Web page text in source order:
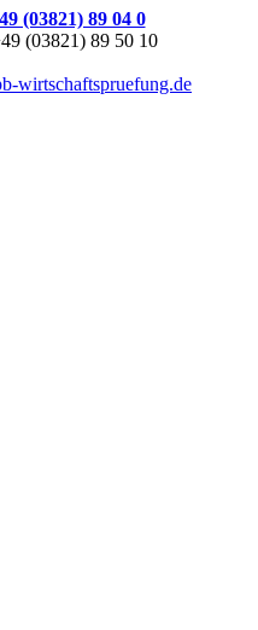
(03821) 89 04 0
(03821) 89 50 10
wirtschaftspruefung.de